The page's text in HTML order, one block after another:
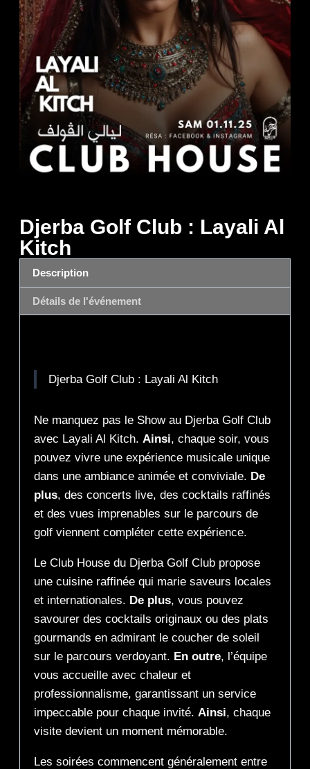
Djerba Golf Club : Layali Al
Kitch
Description
Détails de l'événement
Djerba Golf Club : Layali Al Kitch
Ne manquez pas le Show au Djerba Golf Club
avec Layali Al Kitch. Ainsi, chaque soir, vous
pouvez vivre une expérience musicale unique
dans une ambiance animée et conviviale. De
plus, des concerts live, des cocktails raffinés
et des vues imprenables sur le parcours de
golf viennent compléter cette expérience.
Le Club House du Djerba Golf Club propose
une cuisine raffinée qui marie saveurs locales
et internationales. De plus, vous pouvez
savourer des cocktails originaux ou des plats
gourmands en admirant le coucher de soleil
sur le parcours verdoyant. En outre, l’équipe
vous accueille avec chaleur et
professionnalisme, garantissant un service
impeccable pour chaque invité. Ainsi, chaque
visite devient un moment mémorable.
Les soirées commencent généralement entre